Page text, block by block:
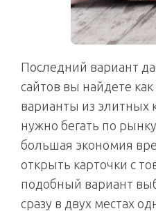
Последний вариант
сайтов вы найдете
варианты из элитных
нужно бегать по
большая экономия
открыть карточки с
подобный вариант
сразу в двух местах